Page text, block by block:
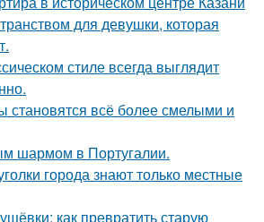
для девушки, которая
стиле всегда выглядит
становятся всё более смелыми и
шармом в Португалии.
города знают только местные
как превратить старую